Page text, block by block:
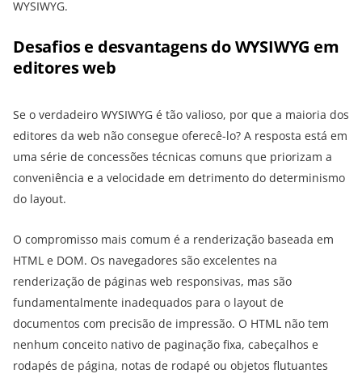
WYSIWYG.
Desafios e desvantagens do WYSIWYG em
editores web
Se o verdadeiro WYSIWYG é tão valioso, por que a maioria dos
editores da web não consegue oferecê-lo? A resposta está em
uma série de concessões técnicas comuns que priorizam a
conveniência e a velocidade em detrimento do determinismo
do layout.
O compromisso mais comum é a renderização baseada em
HTML e DOM. Os navegadores são excelentes na
renderização de páginas web responsivas, mas são
fundamentalmente inadequados para o layout de
documentos com precisão de impressão. O HTML não tem
nenhum conceito nativo de paginação fixa, cabeçalhos e
rodapés de página, notas de rodapé ou objetos flutuantes